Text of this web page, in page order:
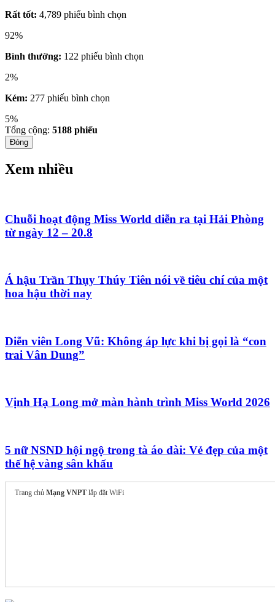
Rất tốt: 4,789 phiếu bình chọn
92%
Bình thường: 122 phiếu bình chọn
2%
Kém: 277 phiếu bình chọn
5%
Tổng cộng: 5188 phiếu
Đóng
Xem nhiều
Chuỗi hoạt động Miss World diễn ra tại Hải Phòng
từ ngày 12 – 20.8
Á hậu Trần Thụy Thúy Tiên nói về tiêu chí của một
hoa hậu thời nay
Diễn viên Long Vũ: Không áp lực khi bị gọi là “con
trai Vân Dung”
Vịnh Hạ Long mở màn hành trình Miss World 2026
5 nữ NSND hội ngộ trong tà áo dài: Vẻ đẹp của một
thế hệ vàng sân khấu
Trang chủ Mạng VNPT lắp đặt WiFi